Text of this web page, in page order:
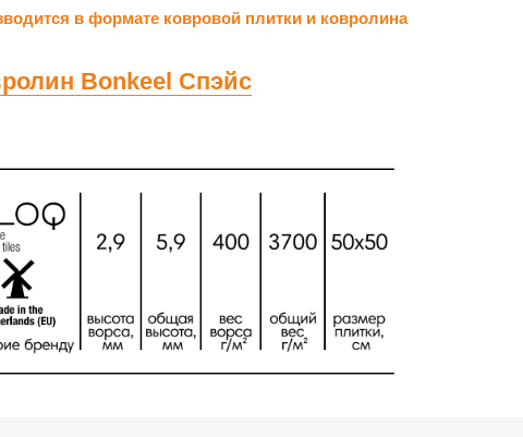
в формате ковровой плитки и ковролина
Bonkeel Спэйс